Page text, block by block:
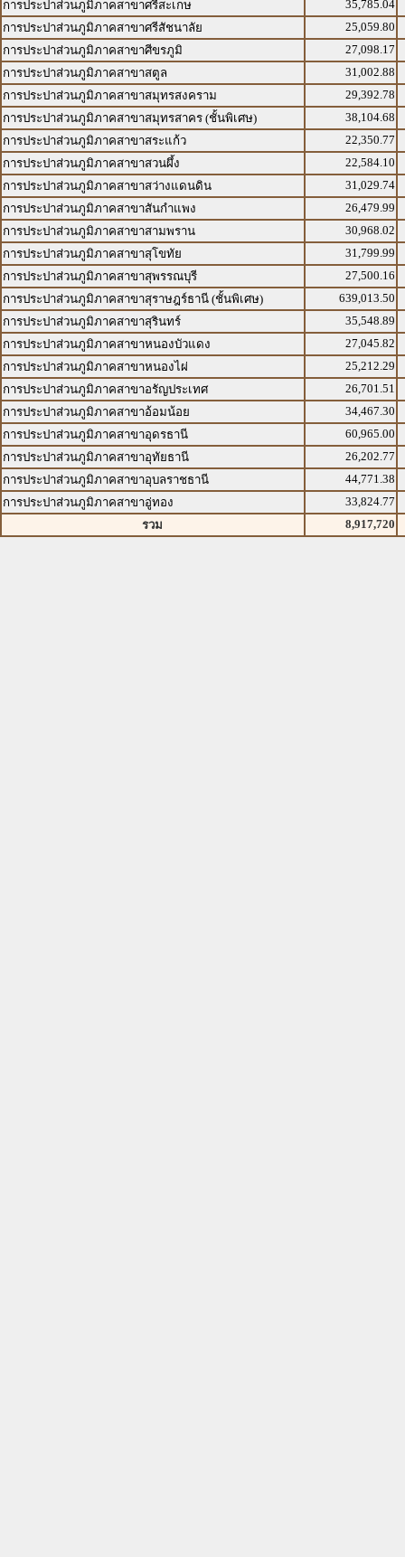
การประปาส่วนภูมิภาคสาขาศรีสะเกษ
35,785.04
การประปาส่วนภูมิภาคสาขาศรีสัชนาลัย
25,059.80
การประปาส่วนภูมิภาคสาขาศีขรภูมิ
27,098.17
การประปาส่วนภูมิภาคสาขาสตูล
31,002.88
การประปาส่วนภูมิภาคสาขาสมุทรสงคราม
29,392.78
การประปาส่วนภูมิภาคสาขาสมุทรสาคร (ชั้นพิเศษ)
38,104.68
การประปาส่วนภูมิภาคสาขาสระแก้ว
22,350.77
การประปาส่วนภูมิภาคสาขาสวนผึ้ง
22,584.10
การประปาส่วนภูมิภาคสาขาสว่างแดนดิน
31,029.74
การประปาส่วนภูมิภาคสาขาสันกำแพง
26,479.99
การประปาส่วนภูมิภาคสาขาสามพราน
30,968.02
การประปาส่วนภูมิภาคสาขาสุโขทัย
31,799.99
การประปาส่วนภูมิภาคสาขาสุพรรณบุรี
27,500.16
การประปาส่วนภูมิภาคสาขาสุราษฎร์ธานี (ชั้นพิเศษ)
639,013.50
การประปาส่วนภูมิภาคสาขาสุรินทร์
35,548.89
การประปาส่วนภูมิภาคสาขาหนองบัวแดง
27,045.82
การประปาส่วนภูมิภาคสาขาหนองไผ่
25,212.29
การประปาส่วนภูมิภาคสาขาอรัญประเทศ
26,701.51
การประปาส่วนภูมิภาคสาขาอ้อมน้อย
34,467.30
การประปาส่วนภูมิภาคสาขาอุดรธานี
60,965.00
การประปาส่วนภูมิภาคสาขาอุทัยธานี
26,202.77
การประปาส่วนภูมิภาคสาขาอุบลราชธานี
44,771.38
การประปาส่วนภูมิภาคสาขาอู่ทอง
33,824.77
รวม
8,917,720